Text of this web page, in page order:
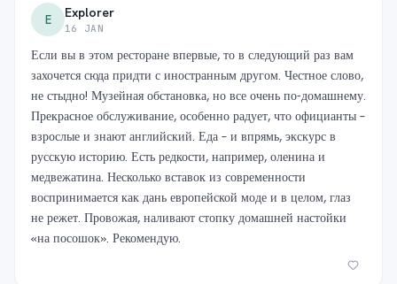
E Explorer
16 JAN
Если вы в этом ресторане впервые, то в следующий раз вам
захочется сюда придти с иностранным другом. Честное слово,
не стыдно! Музейная обстановка, но все очень по-домашнему.
Прекрасное обслуживание, особенно радует, что официанты –
взрослые и знают английский. Еда – и впрямь, экскурс в
русскую историю. Есть редкости, например, оленина и
медвежатина. Несколько вставок из современности
воспринимается как дань европейской моде и в целом, глаз
не режет. Провожая, наливают стопку домашней настойки
«на посошок». Рекомендую.